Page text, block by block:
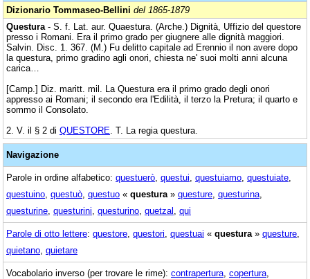
Dizionario Tommaseo-Bellini del 1865-1879
Questura - S. f. Lat. aur. Quaestura. (Arche.) Dignità, Uffizio del questore
presso i Romani. Era il primo grado per giugnere alle dignità maggiori.
Salvin. Disc. 1. 367. (M.) Fu delitto capitale ad Erennio il non avere dopo
la questura, primo gradino agli onori, chiesta ne' suoi molti anni alcuna
carica…
[Camp.] Diz. maritt. mil. La Questura era il primo grado degli onori
appresso ai Romani; il secondo era l'Edilità, il terzo la Pretura; il quarto e
sommo il Consolato.
2. V. il § 2 di QUESTORE . T. La regia questura.
Navigazione
Parole in ordine alfabetico: questuerò questui questuiamo questuiate
questuino questuò questuo « questura » questure questurina
questurine questurini questurino quetzal qui
Parole di otto lettere: questore questori questuai « questura » questure
quietano quietare
Vocabolario inverso (per trovare le rime): contrapertura copertura